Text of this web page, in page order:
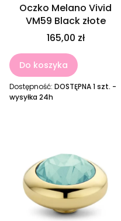
Oczko Melano Vivid
VM59 Black złote
165,00 zł
Do koszyka
Dostępność: DOSTĘPNA 1 szt. -
wysyłka 24h